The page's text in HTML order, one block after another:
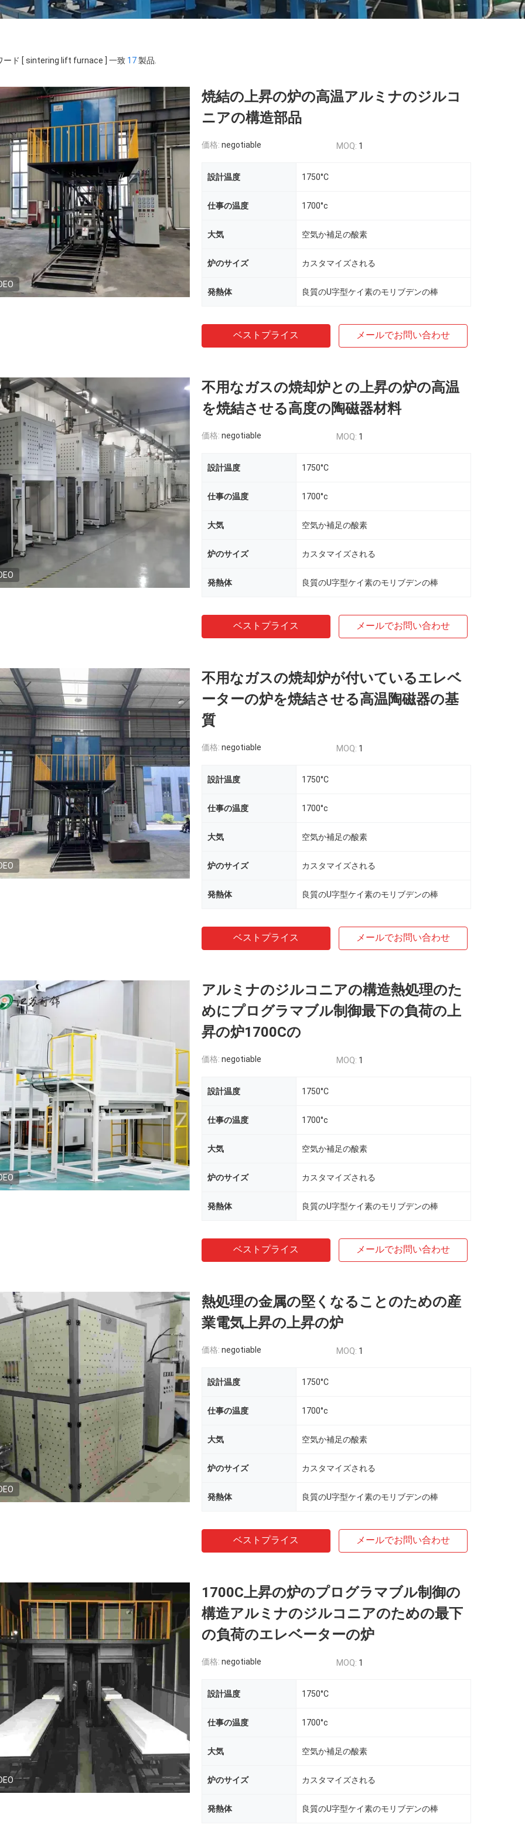
ード [ sintering lift furnace ] 一致 17製品.
焼結の上昇の炉の高温アルミナのジルコ
ニアの構造部品
価格: negotiable MOQ: 1
設計温度 1750°C
仕事の温度 1700°c
大気 空気か補足の酸素
炉のサイズ カスタマイズされる
発熱体 良質のU字型ケイ素のモリブデンの棒
ベストプライス メールでお問い合わせ
不用なガスの焼却炉との上昇の炉の高温
を焼結させる高度の陶磁器材料
価格: negotiable MOQ: 1
設計温度 1750°C
仕事の温度 1700°c
大気 空気か補足の酸素
炉のサイズ カスタマイズされる
発熱体 良質のU字型ケイ素のモリブデンの棒
ベストプライス メールでお問い合わせ
不用なガスの焼却炉が付いているエレベ
ーターの炉を焼結させる高温陶磁器の基
質
価格: negotiable MOQ: 1
設計温度 1750°C
仕事の温度 1700°c
大気 空気か補足の酸素
炉のサイズ カスタマイズされる
発熱体 良質のU字型ケイ素のモリブデンの棒
ベストプライス メールでお問い合わせ
アルミナのジルコニアの構造熱処理のた
めにプログラマブル制御最下の負荷の上
昇の炉1700Cの
価格: negotiable MOQ: 1
設計温度 1750°C
仕事の温度 1700°c
大気 空気か補足の酸素
炉のサイズ カスタマイズされる
発熱体 良質のU字型ケイ素のモリブデンの棒
ベストプライス メールでお問い合わせ
熱処理の金属の堅くなることのための産
業電気上昇の上昇の炉
価格: negotiable MOQ: 1
設計温度 1750°C
仕事の温度 1700°c
大気 空気か補足の酸素
炉のサイズ カスタマイズされる
発熱体 良質のU字型ケイ素のモリブデンの棒
ベストプライス メールでお問い合わせ
1700C上昇の炉のプログラマブル制御の
構造アルミナのジルコニアのための最下
の負荷のエレベーターの炉
価格: negotiable MOQ: 1
設計温度 1750°C
仕事の温度 1700°c
大気 空気か補足の酸素
炉のサイズ カスタマイズされる
発熱体 良質のU字型ケイ素のモリブデンの棒